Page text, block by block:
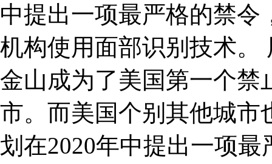
中提出一项最严格的禁
机构使用面部识别技术。
金山成为了美国第一个禁
市。而美国个别其他城市
划在2020年中提出一项